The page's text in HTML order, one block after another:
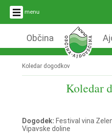
menu
Občina
Koledar dogodkov
Koledar
Dogodek: Festival vina
Vipavske doline